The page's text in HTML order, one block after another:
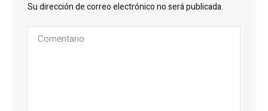
Su dirección de correo electrónico no será publicada.